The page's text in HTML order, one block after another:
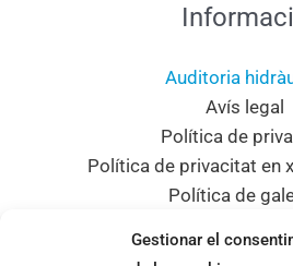
Gestionar el
Auditoria
Avís legal
Política de
Política de privacitat en
Política de